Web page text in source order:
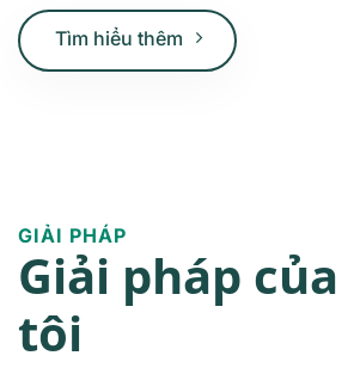
Tìm hiểu thêm
GIẢI PHÁP
Giải pháp
tôi